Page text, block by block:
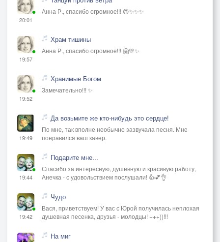
20:01
Анна Р., спасибо огромное!!! 😍✨✨✨
19:57
Храм тишины
Анна Р., спасибо огромное!!! 🤗💛✨
19:52
Хранимые Богом
Замечательно!!! ✨
19:49
Да возьмите же кто-нибудь это сердце!
По мне, так вполне необычно зазвучала песня. Мне
понравился ваш кавер.
19:44
Подарите мне...
Спасибо за интересную, душевную и красивую работу,
Анечка - с удовольствием послушали! 👍💕👌
19:42
Чудо
Вася, приветствуем! У вас с Юрой получилась неплохая
душевная песенка, друзья - молодцы! +++))!!!
На миг